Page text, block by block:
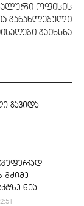
ოფისის
განახლებული
გაიხსნა
გავიდა
ნია...